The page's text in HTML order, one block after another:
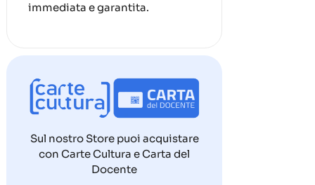
immediata e garantita.
Sul nostro Store puoi acquistare
con Carte Cultura e Carta del
Docente